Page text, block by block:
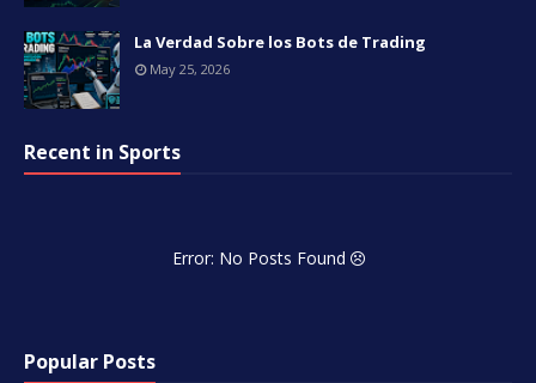
La Verdad Sobre los Bots de Trading
May 25, 2026
Recent in Sports
Error: No Posts Found
Popular Posts